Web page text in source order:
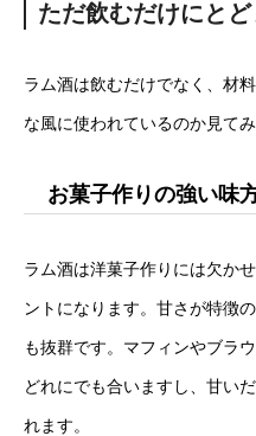
ただ飲むだけにと
ラム酒は飲むだけでなく、材
な風に使われているのか見てみ
お菓子作りの強い味
ラム酒は洋菓子作りには欠か
ントになります。甘さが特徴
も抜群です。マフィンやブラ
どれにでも合いますし、甘い
れます。